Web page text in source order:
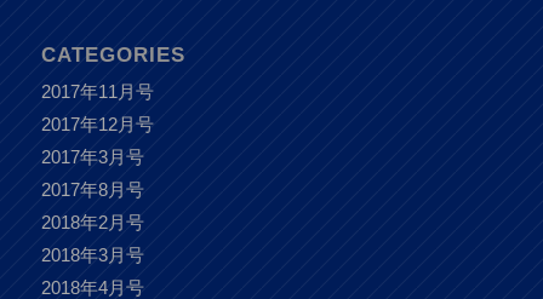
CATEGORIES
2017年11月号
2017年12月号
2017年3月号
2017年8月号
2018年2月号
2018年3月号
2018年4月号